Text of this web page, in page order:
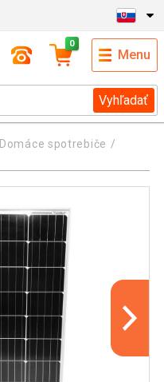
Vyhľadať
0
Menu
Domáce spotrebiče